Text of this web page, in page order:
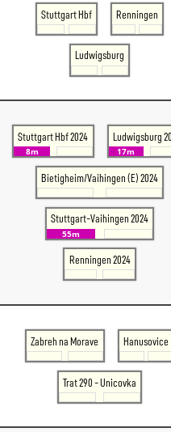
Stuttgart Hbf Renningen
Ludwigsburg
Stuttgart Hbf 2024
8m
Ludwigsburg
17m
Bietigheim/Vaihingen (E) 2024
Stuttgart-Vaihingen 2024
55m
Renningen 2024
Zabreh na Morave Hanusovice
Trat 290 - Unicovka